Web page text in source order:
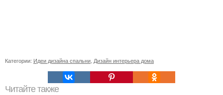
Категории: Идеи дизайна спальни Дизайн интерьера дома
Читайте также